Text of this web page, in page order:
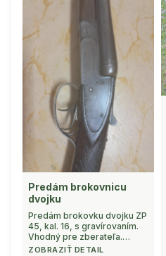
exteriéru, tak i pracovních
vlastn ...
Predám brokovnicu
dvojku
Predám brokovku dvojku ZP
45, kal. 16, s gravírovaním.
Vhodný pre zberateľa.
Prvým majiteľom bol
ZOBRAZIŤ DETAIL